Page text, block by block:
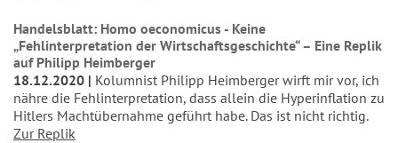
Handelsblatt: Homo oeconomicus - Keine
„Fehlinterpretation der Wirtschaftsgeschichte“ – Eine Replik
auf Philipp Heimberger
18.12.2020
Kolumnist Philipp Heimberger wirft mir vor, ich
nähre die Fehlinterpretation, dass allein die Hyperinflation zu
Hitlers Machtübernahme geführt habe. Das ist nicht richtig.
Zur Replik